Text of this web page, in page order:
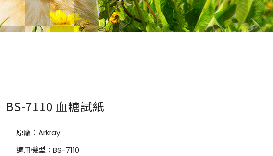
BS-7110 血糖試紙
原廠：Arkray
適用機型：BS-7110